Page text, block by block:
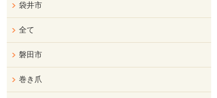
袋井市
全て
磐田市
巻き爪